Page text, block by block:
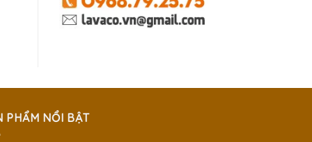
PHẨM NỔI BẬT